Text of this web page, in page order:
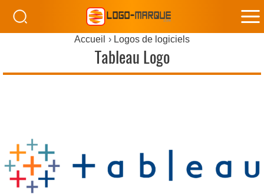
Accueil Logos de logiciels
Tableau Logo